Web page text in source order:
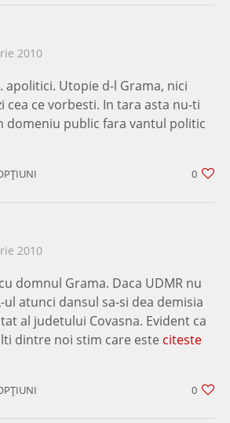
2010
apolitici. Utopie d-l Grama, nici
cea ce vorbesti. In tara asta nu-ti
domeniu public fara vantul politic
0
2010
domnul Grama. Daca UDMR nu
ul atunci dansul sa-si dea demisia
al judetului Covasna. Evident ca
dintre noi stim care este citeste
0